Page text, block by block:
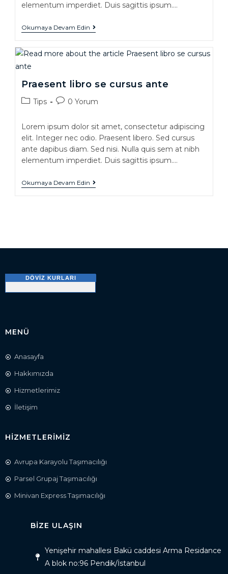
elementum imperdiet. Duis sagittis ipsum.…
Okumaya Devam Edin
Praesent libro se cursus ante
Tips 0 Yorum
Lorem ipsum dolor sit amet, consectetur adipiscing
elit. Integer nec odio. Praesent libero. Sed cursus
ante dapibus diam. Sed nisi. Nulla quis sem at nibh
elementum imperdiet. Duis sagittis ipsum.…
Okumaya Devam Edin
DÖVIZ KURLARI
MENÜ
Anasayfa
Hakkımızda
Hizmetlerimiz
İletişim
HİZMETLERİMİZ
Avrupa Karayolu Taşımacılığı
Parsel Grupaj Taşımacılığı
Minivan Express Taşımacılığı
BIZE ULAŞIN
Yenişehir mahallesi Bakü caddesi Arma Residance
A blok no:96 Pendik/İstanbul